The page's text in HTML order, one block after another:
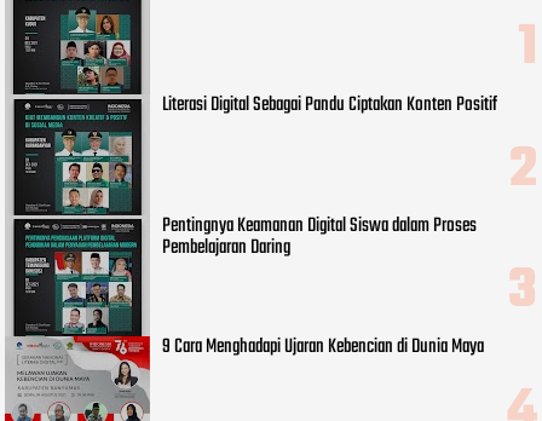
Literasi Digital Sebagai Pandu Ciptakan Konten Positif
Pentingnya Keamanan Digital Siswa dalam Proses
Pembelajaran Daring
9 Cara Menghadapi Ujaran Kebencian di Dunia Maya